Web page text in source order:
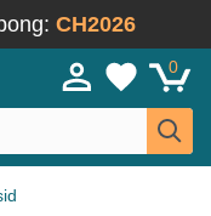
CH2026
0